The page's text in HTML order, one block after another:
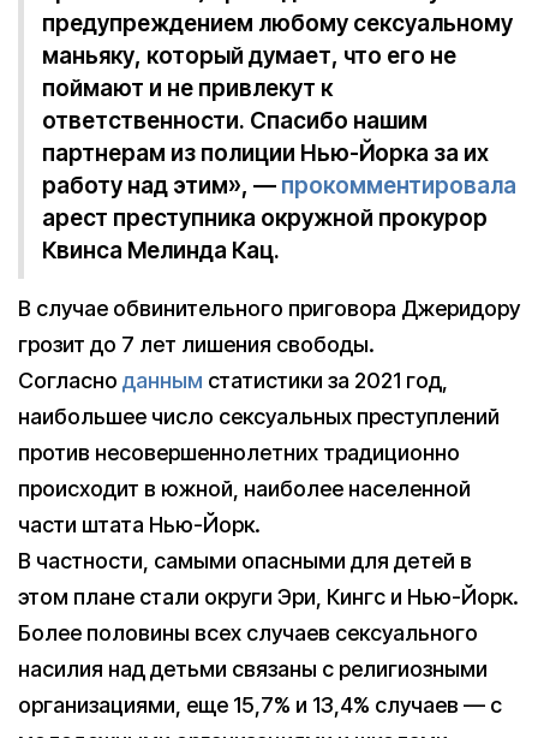
предупреждением любому сексуальному
маньяку, который думает, что его не
поймают и не привлекут к
ответственности. Спасибо нашим
партнерам из полиции Нью-Йорка за их
работу над этим», — прокомментировала
арест преступника окружной прокурор
Квинса Мелинда Кац.
В случае обвинительного приговора Джеридору
грозит до 7 лет лишения свободы.
Согласно данным статистики за 2021 год,
наибольшее число сексуальных преступлений
против несовершеннолетних традиционно
происходит в южной, наиболее населенной
части штата Нью-Йорк.
В частности, самыми опасными для детей в
этом плане стали округи Эри, Кингс и Нью-Йорк.
Более половины всех случаев сексуального
насилия над детьми связаны с религиозными
организациями, еще 15,7% и 13,4% случаев — с